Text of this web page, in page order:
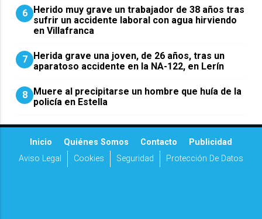
6
Herido muy grave un trabajador de 38 años tras
sufrir un accidente laboral con agua hirviendo
en Villafranca
7
Herida grave una joven, de 26 años, tras un
aparatoso accidente en la NA-122, en Lerín
8
Muere al precipitarse un hombre que huía de la
policía en Estella
Inicio Quiénes Somos Contacto
Publicidad
Aviso Legal
Cookies Seguridad Protección De Datos